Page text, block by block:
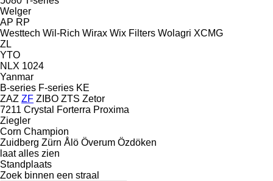
Welger
AP RP
Westtech Wil-Rich Wirax Wix Filters Wolagri XCMG
ZL
YTO
NLX 1024
Yanmar
B-series F-series KE
ZAZ ZF ZIBO ZTS Zetor
7211 Crystal Forterra Proxima
Ziegler
Corn Champion
Zuidberg Zürn Ålö Överum Özdöken
laat alles zien
Standplaats
Zoek binnen een straal